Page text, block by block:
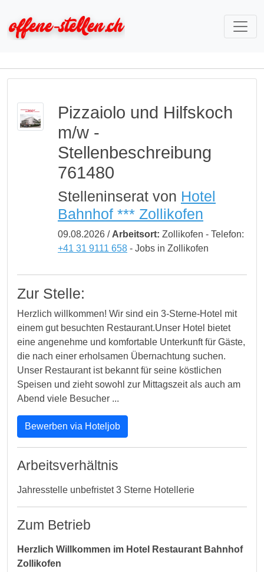
Pizzaiolo und Hilfskoch
m/w -
Stellenbeschreibung
761480
Stelleninserat von Hotel
Bahnhof *** Zollikofen
09.08.2026 / Arbeitsort: Zollikofen - Telefon:
+41 31 9111 658- Jobs in Zollikofen
Zur Stelle:
Herzlich willkommen! Wir sind ein 3-Sterne-Hotel mit
einem gut besuchten Restaurant.Unser Hotel bietet
eine angenehme und komfortable Unterkunft für Gäste,
die nach einer erholsamen Übernachtung suchen.
Unser Restaurant ist bekannt für seine köstlichen
Speisen und zieht sowohl zur Mittagszeit als auch am
Abend viele Besucher ...
Bewerben via Hoteljob
Arbeitsverhältnis
Jahresstelle unbefristet 3 Sterne Hotellerie
Zum Betrieb
Herzlich Willkommen im Hotel Restaurant Bahnhof
Zollikofen